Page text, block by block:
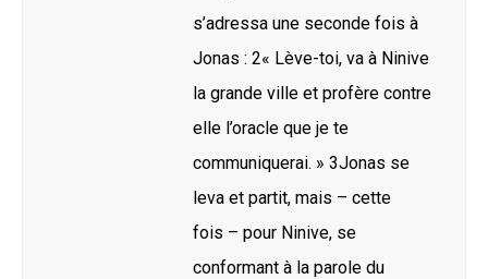
s’adressa une seconde fois à
Jonas : 2« Lève-toi, va à Ninive
la grande ville et profère contre
elle l’oracle que je te
communiquerai. » 3Jonas se
leva et partit, mais – cette
fois – pour Ninive, se
conformant à la parole du